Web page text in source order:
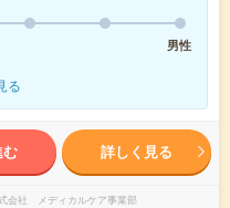
男性
る
む 詳しく見る
会社 メディカルケア事業部